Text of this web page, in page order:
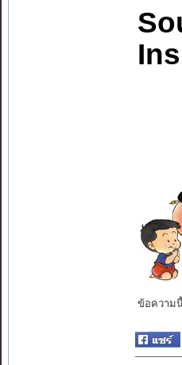
ข้อความ